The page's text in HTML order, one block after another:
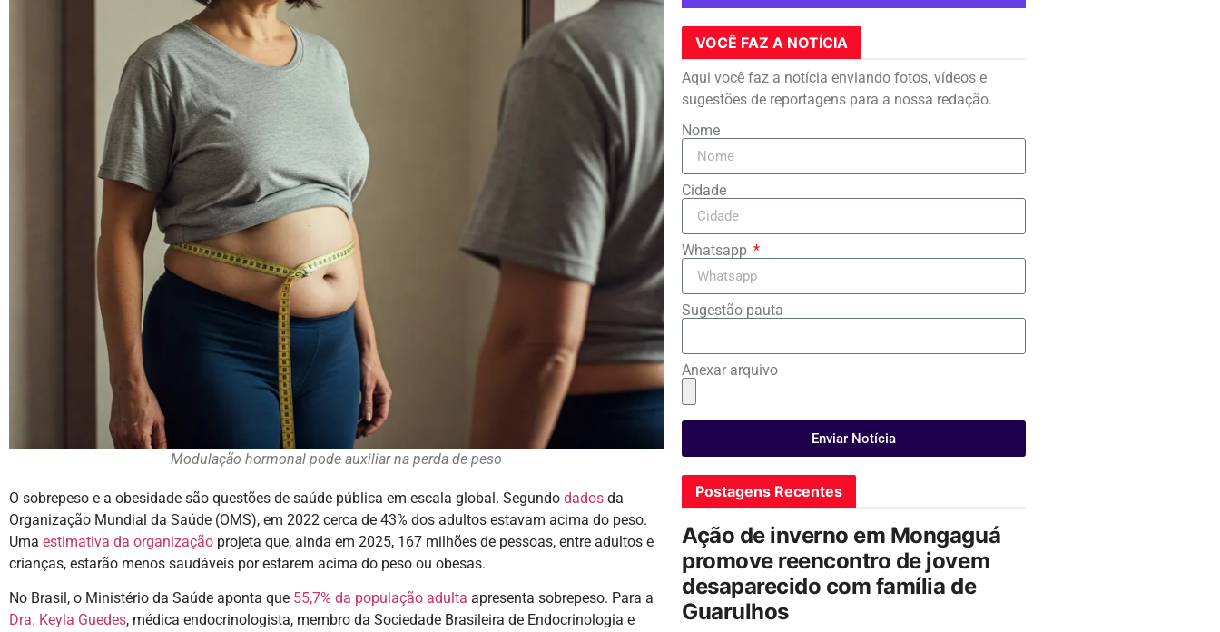
Modulação hormonal pode auxiliar na perda de peso
O sobrepeso e a obesidade são questões de saúde pública em escala global. Segundo dados da
Organização Mundial da Saúde (OMS), em 2022 cerca de 43% dos adultos estavam acima do peso.
Uma estimativa da organização projeta que, ainda em 2025, 167 milhões de pessoas, entre adultos e
crianças, estarão menos saudáveis por estarem acima do peso ou obesas.
No Brasil, o Ministério da Saúde aponta que 55,7% da população adulta apresenta sobrepeso. Para a
Dra. Keyla Guedes, médica endocrinologista, membro da Sociedade Brasileira de Endocrinologia e
VOCÊ FAZ A NOTÍCIA
Aqui você faz a notícia enviando fotos, vídeos e
sugestões de reportagens para a nossa redação.
Nome
Cidade
Whatsapp
Sugestão pauta
Anexar arquivo
Enviar Notícia
Postagens Recentes
Ação de inverno em Mongaguá
promove reencontro de jovem
desaparecido com família de
Guarulhos